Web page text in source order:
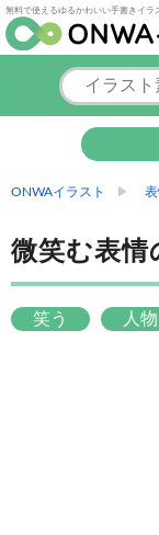
無料で使えるゆるかわいい手書きイラ
ONWAイラスト
微笑む表情
笑う 人物